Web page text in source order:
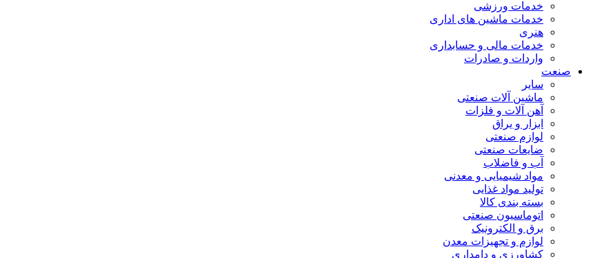
خدمات ورزشی
خدمات ماشین های اداری
هنری
خدمات مالی و حسابداری
واردات و صادرات
صنعت
سایر
ماشین آلات صنعتی
آهن آلات و فلزات
ابزار و یراق
لوازم صنعتی
ضایعات صنعتی
آب و فاضلاب
مواد شیمیایی و معدنی
تولید مواد غذایی
بسته بندی کالا
اتوماسیون صنعتی
برق و الکترونیک
لوازم و تجهیزات معدن
کشاورزی و دامداری